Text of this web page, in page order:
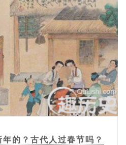
的？古代人过春节吗？